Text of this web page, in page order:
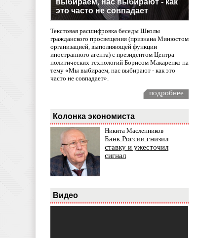
это часто не совпадает
Текстовая расшифровка беседы Школы
гражданского просвещения (признана Минюстом
организацией, выполняющей функции
иностранного агента) с президентом Центра
политических технологий Борисом Макаренко на
тему «Мы выбираем, нас выбирают - как это
часто не совпадает».
подробнее
Колонка экономиста
Никита Масленников
Банк России снизил
ставку и ужесточил
сигнал
Видео